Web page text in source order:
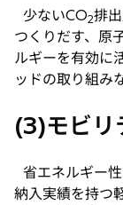
少ないCO2排
つくりだす、原
ルギーを有効に
ッドの取り組み
(3)モビリ
省エネルギー
納入実績を持つ